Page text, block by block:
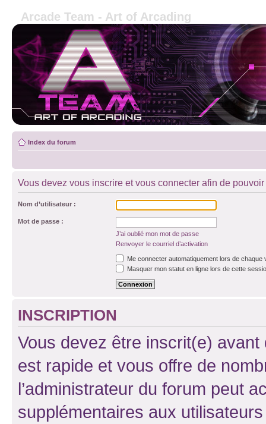
Arcade Team - Art of Arcading
Index du forum
Vous devez vous inscrire et vous connecter afin de
Nom d’utilisateur :
Mot de passe :
J’ai oublié mon mot de passe
Renvoyer le courriel d’activation
Me connecter automatiquement lors de chaque
Masquer mon statut en ligne lors de cette
INSCRIPTION
Vous devez être inscrit(e) avant
est rapide et vous offre de
l’administrateur du forum peut
supplémentaires aux